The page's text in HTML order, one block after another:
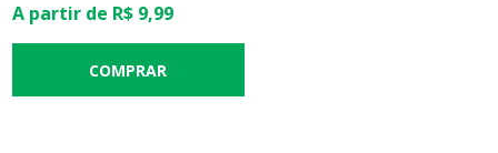
A partir de R$ 9,99